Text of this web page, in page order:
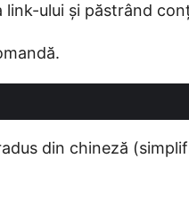
ului și păstrând
din chineză